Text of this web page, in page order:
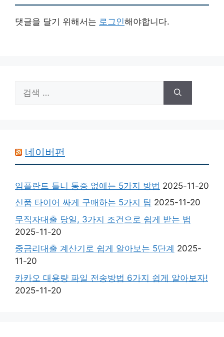
댓글을 달기 위해서는 로그인해야합니다.
색:
네이버펀
임플란트 틀니 통증 없애는 5가지 방법 2025-11-20
신품 타이어 싸게 구매하는 5가지 팁 2025-11-20
무직자대출 당일, 3가지 조건으로 쉽게 받는 법
2025-11-20
중금리대출 계산기로 쉽게 알아보는 5단계 2025-
11-20
카카오 대용량 파일 전송방법 6가지 쉽게 알아보자!
2025-11-20